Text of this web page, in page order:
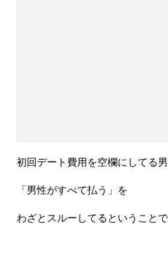
初回デート費用を空欄にしてる
「男性がすべて払う」を
わざとスルーしてるということ